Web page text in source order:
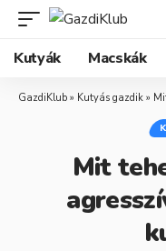
Kutyák
Macskák
GazdiKlub » Kutyás gazdik »
Mit